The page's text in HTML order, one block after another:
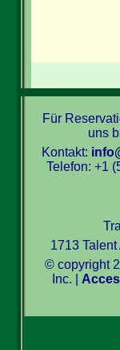
Für
uns
Kontakt:
Telefon: +1
1713
© copyright
Inc. |